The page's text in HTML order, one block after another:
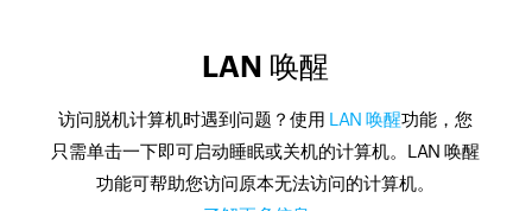
LAN 唤醒
访问脱机计算机时遇到问题？使用 LAN 唤醒功能，您
只需单击一下即可启动睡眠或关机的计算机。LAN 唤醒
功能可帮助您访问原本无法访问的计算机。